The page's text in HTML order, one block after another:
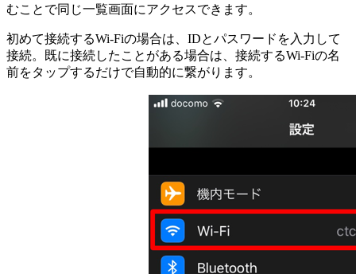
むことで同じ一覧画面にアクセスできます。
初めて接続するWi-Fiの場合は、IDとパスワードを入力して
接続。既に接続したことがある場合は、接続するWi-Fiの名
前をタップするだけで自動的に繋がります。